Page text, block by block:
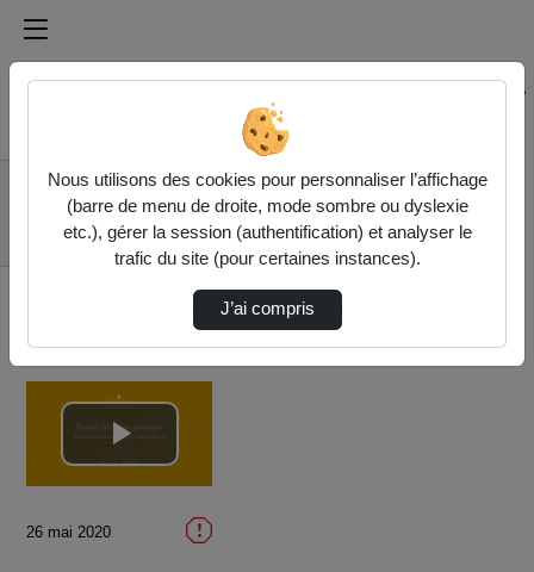
Médiathèque de l'université Paris
Rechercher un média sur Médiathèque de l'université
Accueil
Vidéos
Séminaire
d'ergonomie 2020 :
"Travail, terri…
Lire
26 mai 2020
Nous utilisons des cookies pour personnaliser l’affichage
(barre de menu de droite, mode sombre ou dyslexie
etc.), gérer la session (authentification) et analyser le
trafic du site (pour certaines instances).
J’ai compris